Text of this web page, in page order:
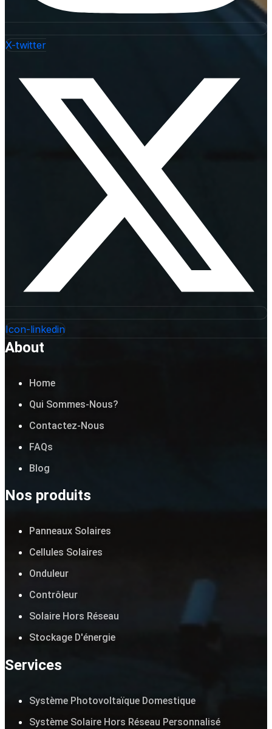
X-twitter
Icon-linkedin
About
Home
Qui Sommes-Nous?
Contactez-Nous
FAQs
Blog
Nos produits
Panneaux Solaires
Cellules Solaires
Onduleur
Contrôleur
Solaire Hors Réseau
Stockage D'énergie
Services
Système Photovoltaïque Domestique
Système Solaire Hors Réseau Personnalisé